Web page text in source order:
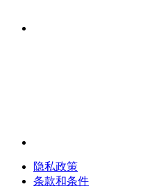
隐私政策
条款和条件